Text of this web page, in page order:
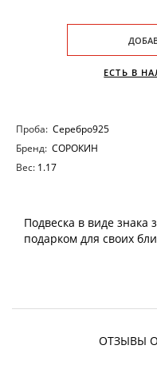
ЕСТЬ В
Проба: Серебро925
Бренд: СОРОКИН
Вес: 1.17
Подвеска в виде знака
подарком для своих
ОТЗЫВЫ